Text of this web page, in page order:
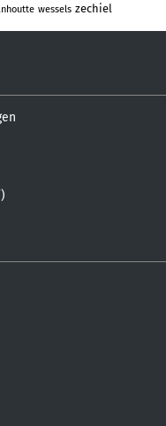
wessels zechiel